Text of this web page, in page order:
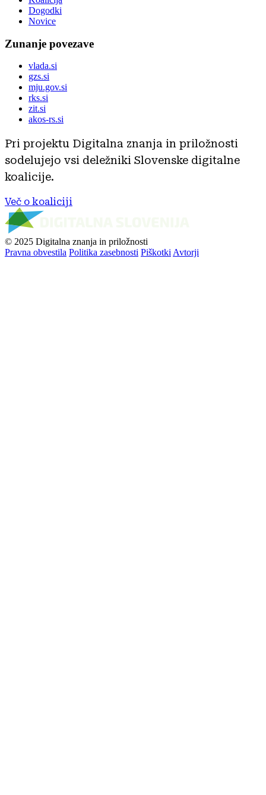
Dogodki
Novice
Zunanje povezave
vlada.si
gzs.si
mju.gov.si
rks.si
zit.si
akos-rs.si
Pri projektu Digitalna znanja in priložnosti
sodelujejo vsi deležniki Slovenske digitalne
koalicije.
Več o koaliciji
© 2025 Digitalna znanja in priložnosti
Pravna obvestila Politika zasebnosti Piškotki Avtorji